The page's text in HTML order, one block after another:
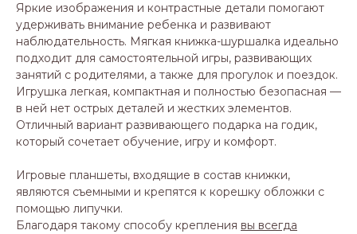
Яркие изображения и контрастные детали помогают
удерживать внимание ребенка и развивают
наблюдательность. Мягкая книжка-шуршалка идеально
подходит для самостоятельной игры, развивающих
занятий с родителями, а также для прогулок и поездок.
Игрушка легкая, компактная и полностью безопасная —
в ней нет острых деталей и жестких элементов.
Отличный вариант развивающего подарка на годик,
который сочетает обучение, игру и комфорт.
Игровые планшеты, входящие в состав книжки,
являются съемными и крепятся к корешку обложки с
помощью липучки.
Благодаря такому способу крепления вы всегда